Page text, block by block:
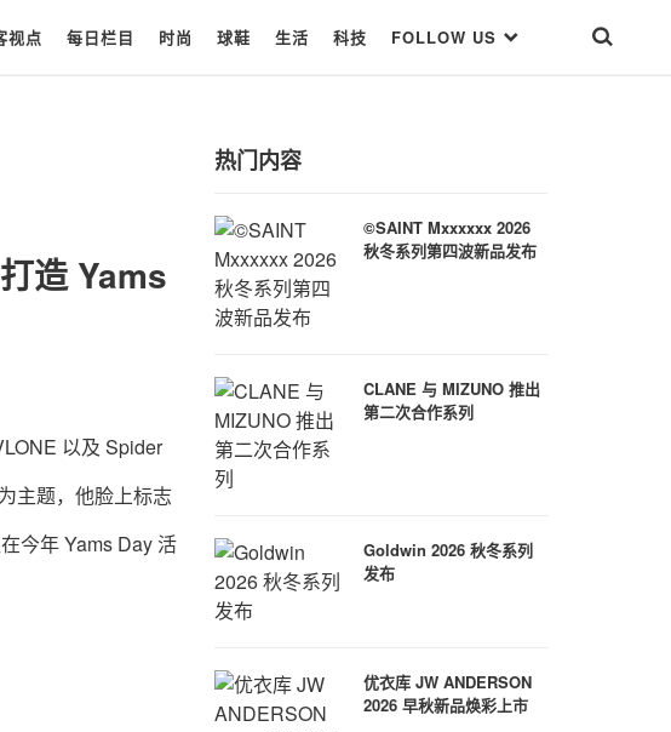
视点 每日栏目 时尚 球鞋 生活 科技 FOLLOW US
造 Yams
以及 Spider
主题，他脸上标志
今年 Yams Day 活
热门内容
©SAINT Mxxxxxx 2026
秋冬系列第四波新品发布
CLANE 与 MIZUNO 推出
第二次合作系列
Goldwin 2026 秋冬系列
发布
优衣库 JW ANDERSON
2026 早秋新品焕彩上市